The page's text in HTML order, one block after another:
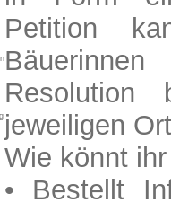
Petition
Resolution
jeweiligen
Wie könnt
• Bestellt